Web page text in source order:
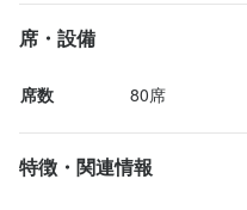
席・設備
席数 80席
特徴・関連情報